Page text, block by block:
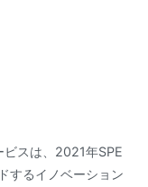
スは、2021年SPE
するイノベーション